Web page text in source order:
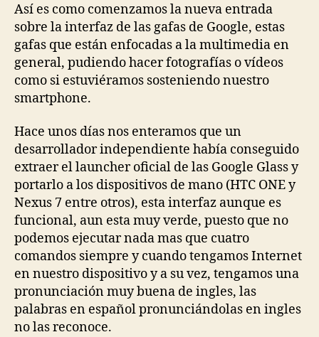
Así es como comenzamos la nueva entrada
sobre la interfaz de las gafas de Google, estas
gafas que están enfocadas a la multimedia en
general, pudiendo hacer fotografías o vídeos
como si estuviéramos sosteniendo nuestro
smartphone.
Hace unos días nos enteramos que un
desarrollador independiente había conseguido
extraer el launcher oficial de las Google Glass y
portarlo a los dispositivos de mano (HTC ONE y
Nexus 7 entre otros), esta interfaz aunque es
funcional, aun esta muy verde, puesto que no
podemos ejecutar nada mas que cuatro
comandos siempre y cuando tengamos Internet
en nuestro dispositivo y a su vez, tengamos una
pronunciación muy buena de ingles, las
palabras en español pronunciándolas en ingles
no las reconoce.